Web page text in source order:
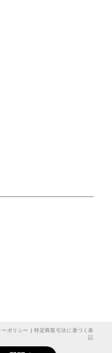
ポリシー |特定商取引法に基づく表
記